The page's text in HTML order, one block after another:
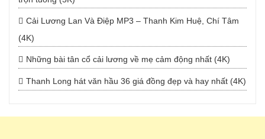
Cải Lương Lan Và Điệp MP3 – Thanh Kim Huệ, Chí Tâm
(4K)
Những bài tân cổ cải lương về mẹ cảm động nhất (4K)
Thanh Long hát văn hầu 36 giá đồng đẹp và hay nhất (4K)